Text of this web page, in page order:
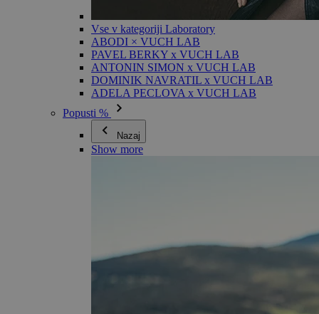
Vse v kategoriji Laboratory
ABODI × VUCH LAB
PAVEL BERKY x VUCH LAB
ANTONIN SIMON x VUCH LAB
DOMINIK NAVRATIL x VUCH LAB
ADELA PECLOVA x VUCH LAB
Popusti %
Nazaj
Show more